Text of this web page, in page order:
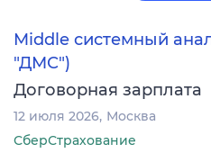
Middle системный
"ДМС")
Договорная зарплата
12 июля 2026 Москва
СберСтрахование